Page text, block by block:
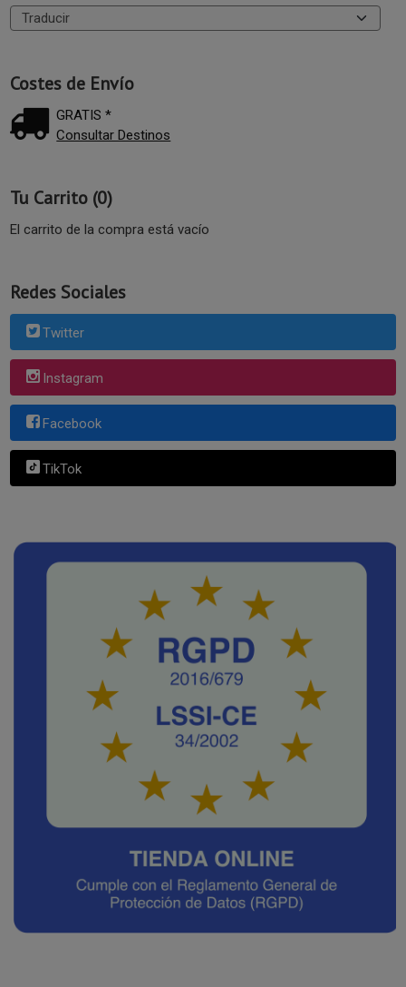
Costes de Envío
GRATIS *
Consultar Destinos
Tu Carrito (0)
El carrito de la compra está vacío
Redes Sociales
Twitter
Instagram
Facebook
TikTok